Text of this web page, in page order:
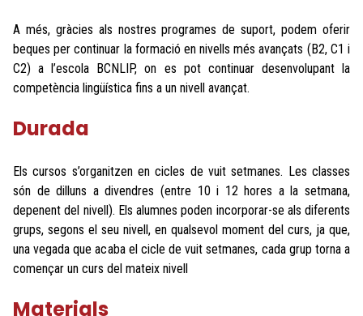
A més, gràcies als nostres programes de suport, podem oferir
beques per continuar la formació en nivells més avançats (B2, C1 i
C2) a l’escola BCNLIP, on es pot continuar desenvolupant la
competència lingüística fins a un nivell avançat.
Durada
Els cursos s’organitzen en cicles de vuit setmanes. Les classes
són de dilluns a divendres (entre 10 i 12 hores a la setmana,
depenent del nivell). Els alumnes poden incorporar-se als diferents
grups, segons el seu nivell, en qualsevol moment del curs, ja que,
una vegada que acaba el cicle de vuit setmanes, cada grup torna a
començar un curs del mateix nivell
Materials